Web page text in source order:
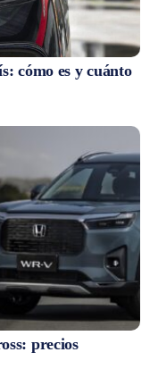
cómo es y cuánto
precios